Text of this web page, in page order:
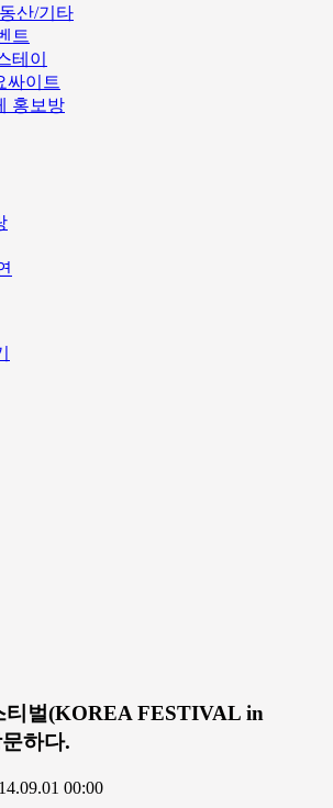
산/기타
트
테이
싸이트
홍보방
티벌(KOREA FESTIVAL in
하다.
00:00